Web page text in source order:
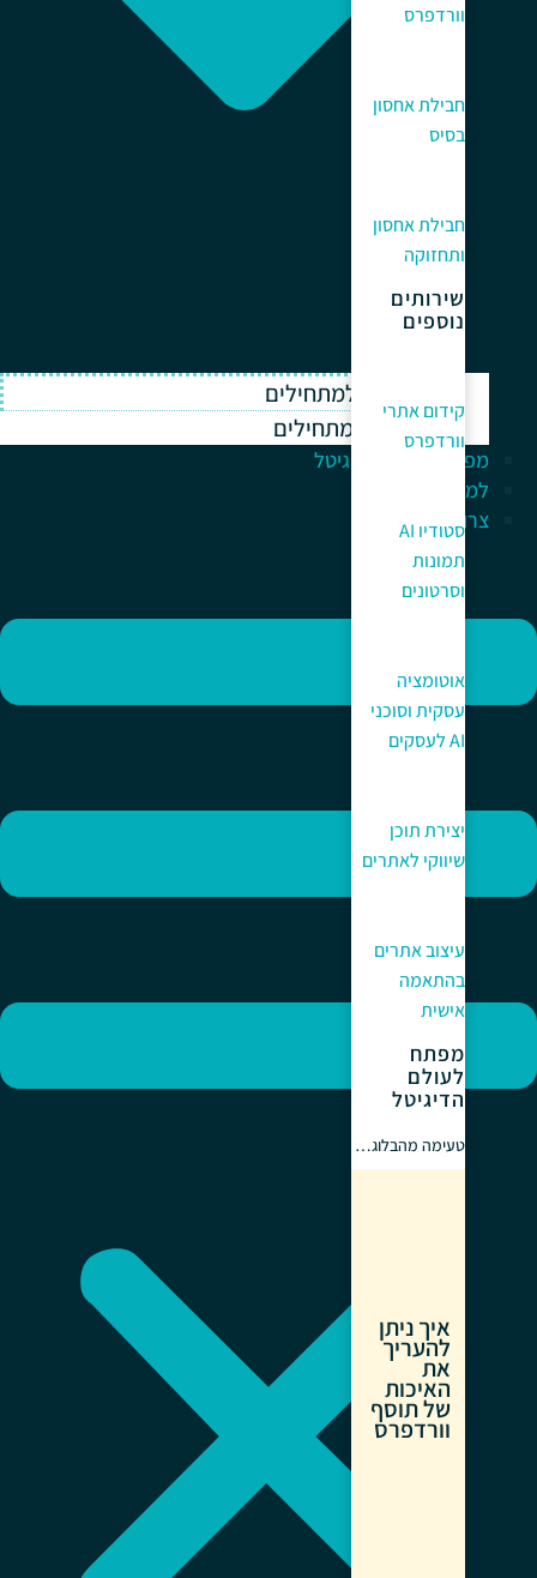
וורדפרס
חבילת אחסון
בסיס
חבילת אחסון
ותחזוקה
שירותים
נוספים
קידום אתרי
וורדפרס
סטודיו AI
תמונות
וסרטונים
אוטומציה
עסקית וסוכני
AI לעסקים
יצירת תוכן
שיווקי לאתרים
עיצוב אתרים
בהתאמה
אישית
מפתח
לעולם
הדיגיטל
טעימה מהבלוג…
איך ניתן
להעריך
את
האיכות
של תוסף
וורדפרס
וורדפרס למתחילים
ווקומרס למתחילים
מפתח לעולם הדיגיטל
למה כאן?
צרו קשר